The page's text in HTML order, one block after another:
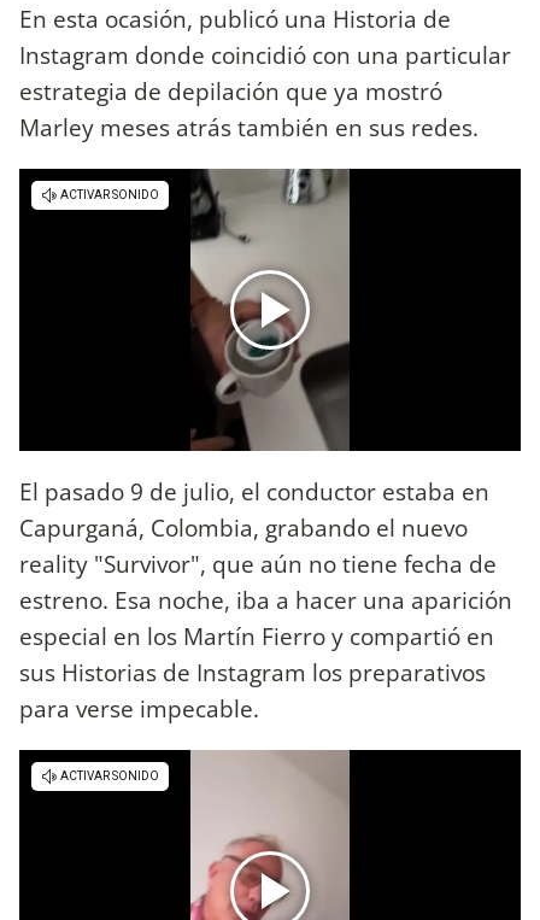
En esta ocasión, publicó una Historia de
Instagram donde coincidió con una particular
estrategia de depilación que ya mostró
Marley meses atrás también en sus redes.
El pasado 9 de julio, el conductor estaba en
Capurganá, Colombia, grabando el nuevo
reality "Survivor", que aún no tiene fecha de
estreno. Esa noche, iba a hacer una aparición
especial en los Martín Fierro y compartió en
sus Historias de Instagram los preparativos
para verse impecable.